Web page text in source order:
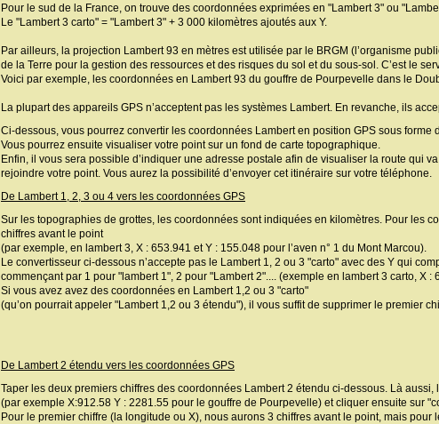
Pour le sud de la France, on trouve des coordonnées exprimées en "Lambert 3" ou
Le "Lambert 3 carto" = "Lambert 3" + 3 000 kilomètres ajoutés aux Y.
Par ailleurs, la projection Lambert 93 en mètres est utilisée par le BRGM (l’organisme
de la Terre pour la gestion des ressources et des risques du sol et du sous-sol. C’est le
Voici par exemple, les coordonnées en Lambert 93 du gouffre de Pourpevelle dans le
La plupart des appareils GPS n’acceptent pas les systèmes Lambert. En revanche, ils
Ci-dessous, vous pourrez convertir les coordonnées Lambert en position GPS sous forme
Vous pourrez ensuite visualiser votre point sur un fond de carte topographique.
Enfin, il vous sera possible d’indiquer une adresse postale afin de visualiser la route qui
rejoindre votre point. Vous aurez la possibilité d’envoyer cet itinéraire sur votre téléphone.
De Lambert 1, 2, 3 ou 4 vers les coordonnées GPS
Sur les topographies de grottes, les coordonnées sont indiquées en kilomètres. Pour les
chiffres avant le point
(par exemple, en lambert 3, X : 653.941 et Y : 155.048 pour l’aven n° 1 du Mont Marcou).
Le convertisseur ci-dessous n’accepte pas le Lambert 1, 2 ou 3 "carto" avec des Y qui
commençant par 1 pour "lambert 1", 2 pour "Lambert 2".... (exemple en lambert 3 carto, X
Si vous avez avez des coordonnées en Lambert 1,2 ou 3 "carto"
(qu’on pourrait appeler "Lambert 1,2 ou 3 étendu"), il vous suffit de supprimer le premier
De Lambert 2 étendu vers les coordonnées GPS
Taper les deux premiers chiffres des coordonnées Lambert 2 étendu ci-dessous. Là
(par exemple X:912.58 Y : 2281.55 pour le gouffre de Pourpevelle) et cliquer ensuite sur
Pour le premier chiffre (la longitude ou X), nous aurons 3 chiffres avant le point, mais pour